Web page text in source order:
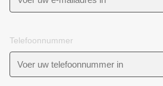
Telefoonnummer